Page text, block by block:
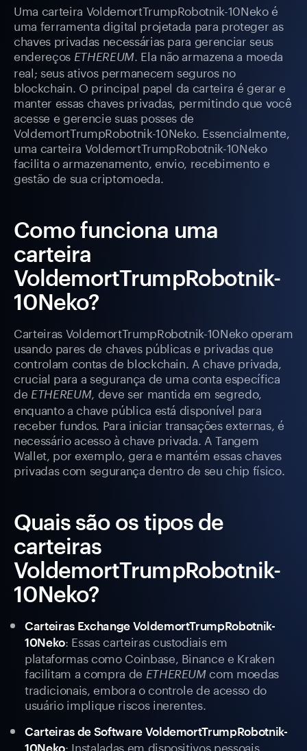
Uma carteira VoldemortTrumpRobotnik-10Neko é
uma ferramenta digital projetada para proteger as
chaves privadas necessárias para gerenciar seus
endereços ETHEREUM. Ela não armazena a moeda
real; seus ativos permanecem seguros no
blockchain. O principal papel da carteira é gerar e
manter essas chaves privadas, permitindo que você
acesse e gerencie suas posses de
VoldemortTrumpRobotnik-10Neko. Essencialmente,
uma carteira VoldemortTrumpRobotnik-10Neko
facilita o armazenamento, envio, recebimento e
gestão de sua criptomoeda.
Como funciona uma
carteira
VoldemortTrumpRobotnik-
10Neko?
Carteiras VoldemortTrumpRobotnik-10Neko operam
usando pares de chaves públicas e privadas que
controlam contas de blockchain. A chave privada,
crucial para a segurança de uma conta específica
de ETHEREUM, deve ser mantida em segredo,
enquanto a chave pública está disponível para
receber fundos. Para iniciar transações externas, é
necessário acesso à chave privada. A Tangem
Wallet, por exemplo, gera e mantém essas chaves
privadas com segurança dentro de seu chip físico.
Quais são os tipos de
carteiras
VoldemortTrumpRobotnik-
10Neko?
Carteiras Exchange VoldemortTrumpRobotnik-
10Neko: Essas carteiras custodiais em
plataformas como Coinbase, Binance e Kraken
facilitam a compra de ETHEREUMcom moedas
tradicionais, embora o controle de acesso do
usuário implique riscos inerentes.
Carteiras de Software VoldemortTrumpRobotnik-
10Neko: Instaladas em dispositivos pessoais,